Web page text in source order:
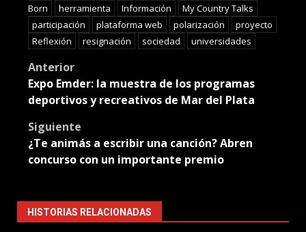
Born
herramienta Información
My Country Talks
participación
plataforma web polarización
proyecto
Reflexión
resignación sociedad universidades
Post
navigation
Anterior
Expo Emder: la muestra de los programas
deportivos y recreativos de Mar del Plata
Siguiente
¿Te animás a escribir una canción? Abren
concurso con un importante premio
HISTORIAS RELACIONADAS